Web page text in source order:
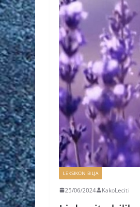
LEKSIKON BILJA
25/06/2024 KakoLeciti